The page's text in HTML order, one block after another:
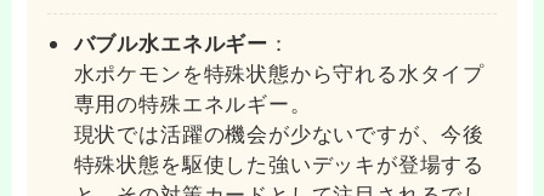
バブル水エネルギー ：
水ポケモンを特殊状態から守れる水タイプ
専用の特殊エネルギー。
現状では活躍の機会が少ないですが、今後
特殊状態を駆使した強いデッキが登場する